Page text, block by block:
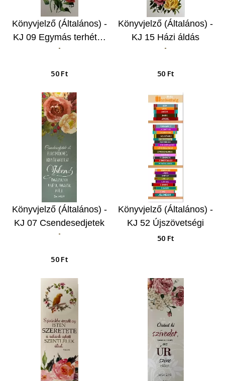
Könyvjelző (Általános) -
KJ 09 Egymás terhét…
-
50 Ft
Könyvjelző (Általános) -
KJ 15 Házi áldás
-
50 Ft
Könyvjelző (Általános) -
KJ 07 Csendesedjetek
el, és …
-
50 Ft
Könyvjelző (Általános) -
KJ 52 Újszövetségi
könyvek
50 Ft